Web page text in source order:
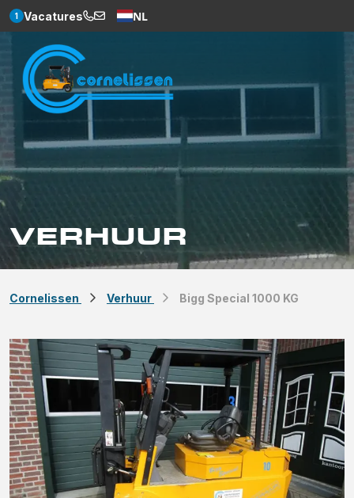
1 Vacatures NL
VERHUUR
Cornelissen Verhuur Bigg Special 1000 KG